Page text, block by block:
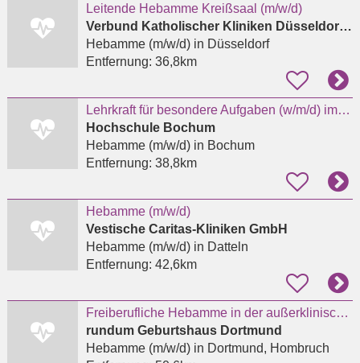
Leitende Hebamme Kreißsaal (m/w/d)
Verbund Katholischer Kliniken Düsseldorf gGmbH
Hebamme (m/w/d)in Düsseldorf
Entfernung: 36,8km
Lehrkraft für besondere Aufgaben (w/m/d) im Studienbereich Hebammenwissenschaft (EG 10 TV-L)
Hochschule Bochum
Hebamme (m/w/d)in Bochum
Entfernung: 38,8km
Hebamme (m/w/d)
Vestische Caritas-Kliniken GmbH
Hebamme (m/w/d)in Datteln
Entfernung: 42,6km
Freiberufliche Hebamme in der außerklinischen Geburtshilfe
rundum Geburtshaus Dortmund
Hebamme (m/w/d)in Dortmund, Hombruch